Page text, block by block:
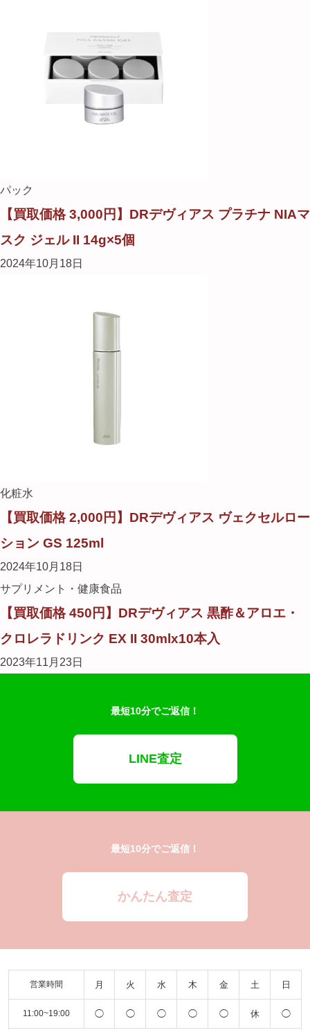
パック
【買取価格 3,000円】DRデヴィアス プラチナ NIAマ
スク ジェル II 14g×5個
2024年10月18日
化粧水
【買取価格 2,000円】DRデヴィアス ヴェクセルロー
ション GS 125ml
2024年10月18日
サプリメント・健康食品
【買取価格 450円】DRデヴィアス 黒酢＆アロエ・
クロレラドリンク EX II 30mlx10本入
2023年11月23日
最短10分でご返信！
LINE査定
最短10分でご返信！
かんたん査定
営業時間 月 火 水 木 金 土 日
11:00~19:00 ◯ ◯ ◯ ◯ ◯ 休 ◯